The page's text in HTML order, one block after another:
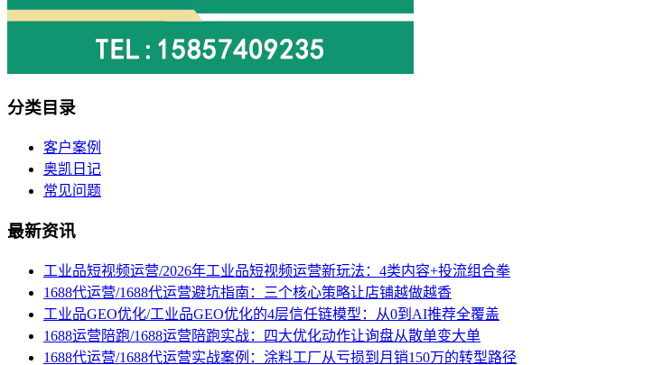
分类目录
客户案例
奥凯日记
常见问题
最新资讯
工业品短视频运营/2026年工业品短视频运营新玩法：4类内容+投流组合拳
1688代运营/1688代运营避坑指南：三个核心策略让店铺越做越香
工业品GEO优化/工业品GEO优化的4层信任链模型：从0到AI推荐全覆盖
1688运营陪跑/1688运营陪跑实战：四大优化动作让询盘从散单变大单
1688代运营/1688代运营实战案例：涂料工厂从亏损到月销150万的转型路径